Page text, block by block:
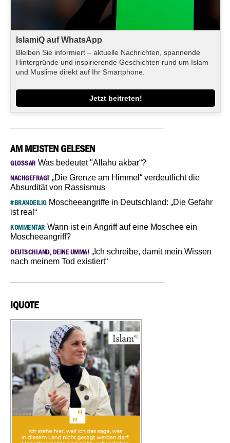
IslamiQ auf WhatsApp
Bleiben Sie informiert – aktuelle Nachrichten, spannende
Hintergründe und inspirierende Geschichten rund um Islam
und Muslime direkt auf Ihr Smartphone.
Jetzt beitreten!
AM MEISTEN GELESEN
GLOSSAR Was bedeutet "Allahu akbar“?
NACHGEFRAGT„Die Grenze am Himmel“ verdeutlicht die
Absurdität von Rassismus
#BRANDEILIGMoscheeangriffe in Deutschland: „Die Gefahr
ist real“
KOMMENTAR Wann ist ein Angriff auf eine Moschee ein
Moscheeangriff?
DEUTSCHLAND, DEINE UMMA! „Ich schreibe, damit mein Wissen
nach meinem Tod existiert“
IQUOTE